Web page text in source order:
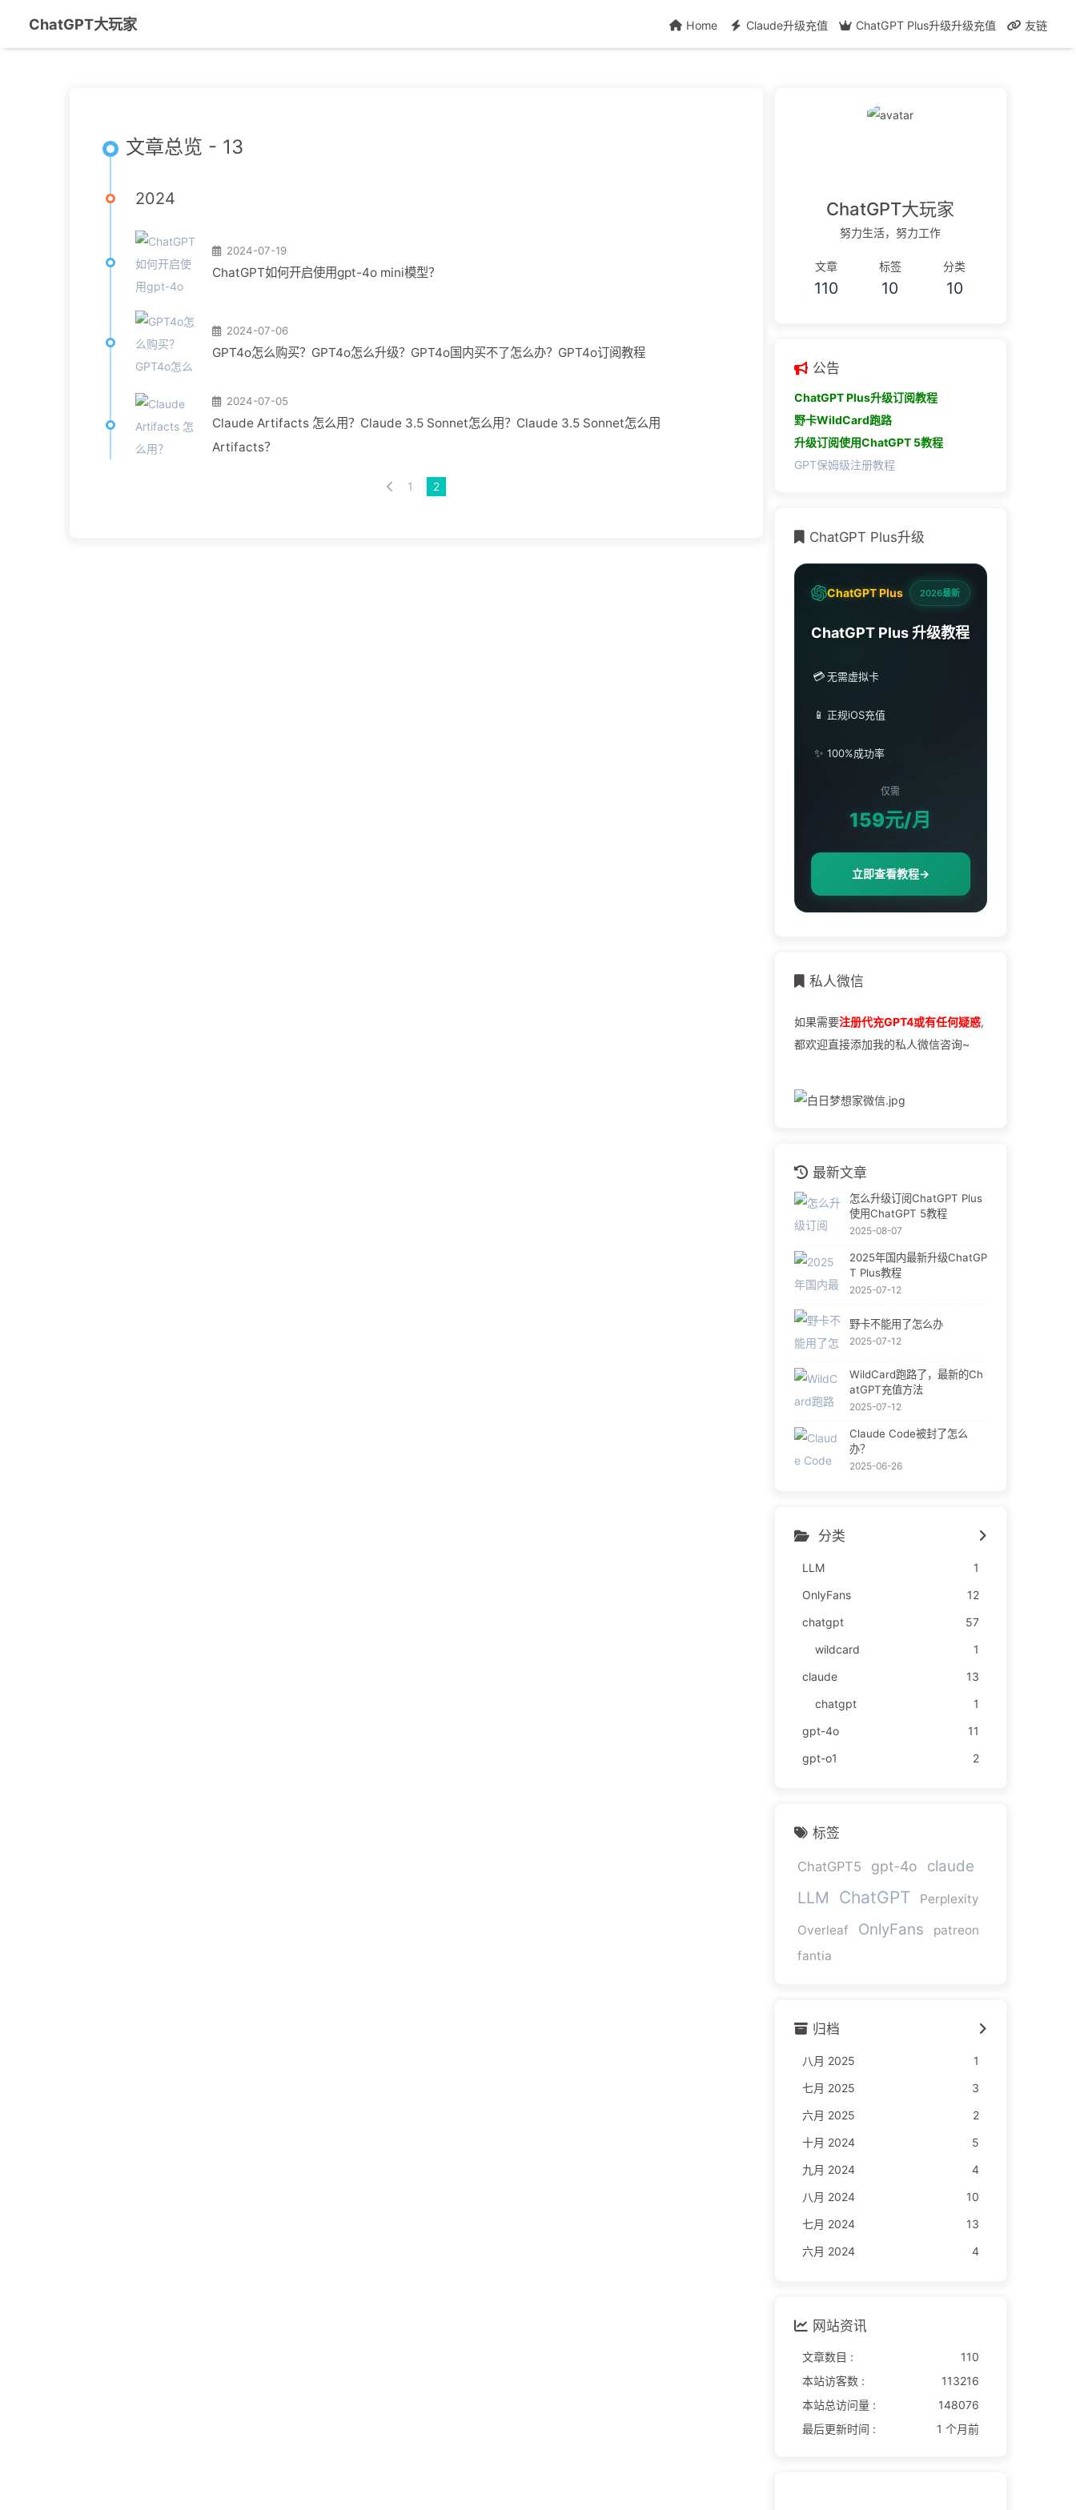
ChatGPT大玩家 Home Claude升级充值 ChatGPT Plus升级升级充值 友链
文章总览 - 13
2024
2024-07-19
ChatGPT如何开启使用gpt-4o mini模型？
2024-07-06
GPT4o怎么购买？GPT4o怎么升级？GPT4o国内买不了怎么办？GPT4o订阅教程
2024-07-05
Claude Artifacts 怎么用？Claude 3.5 Sonnet怎么用？Claude 3.5 Sonnet怎么用
Artifacts？
1 2
ChatGPT大玩家
努力生活，努力工作
文章
110
标签
10
分类
10
公告
ChatGPT Plus升级订阅教程
野卡WildCard跑路
升级订阅使用ChatGPT 5教程
GPT保姆级注册教程
ChatGPT Plus升级
ChatGPT Plus 2026最新
ChatGPT Plus 升级教程
💳无需虚拟卡
📱 正规iOS充值
✨ 100%成功率
仅需
159元/月
立即查看教程→
私人微信
如果需要注册代充GPT4或有任何疑惑,
都欢迎直接添加我的私人微信咨询~
最新文章
怎么升级订阅ChatGPT Plus
使用ChatGPT 5教程
2025-08-07
2025年国内最新升级ChatGP
T Plus教程
2025-07-12
野卡不能用了怎么办
2025-07-12
WildCard跑路了，最新的Ch
atGPT充值方法
2025-07-12
Claude Code被封了怎么
办？
2025-06-26
分类
LLM
1
OnlyFans
12
chatgpt
57
wildcard
1
claude
13
chatgpt
1
gpt-4o
11
gpt-o1
2
标签
ChatGPT5 gpt-4o claude
LLM ChatGPT Perplexity
Overleaf OnlyFans
patreon
fantia
归档
八月 2025
1
七月 2025
3
六月 2025
2
十月 2024
5
九月 2024
4
八月 2024
10
七月 2024
13
六月 2024
4
网站资讯
文章数目 :
110
本站访客数 :
113216
本站总访问量 :
148076
最后更新时间 :
1 个月前